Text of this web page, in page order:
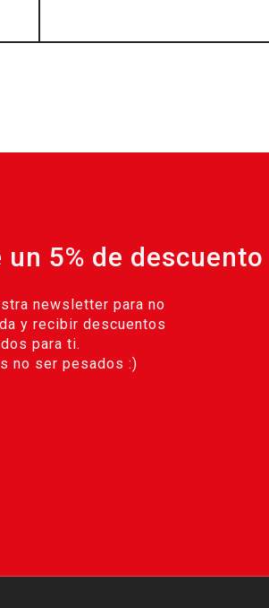
un 5% de descuento
newsletter para no
y recibir descuentos
para ti.
no ser pesados :)